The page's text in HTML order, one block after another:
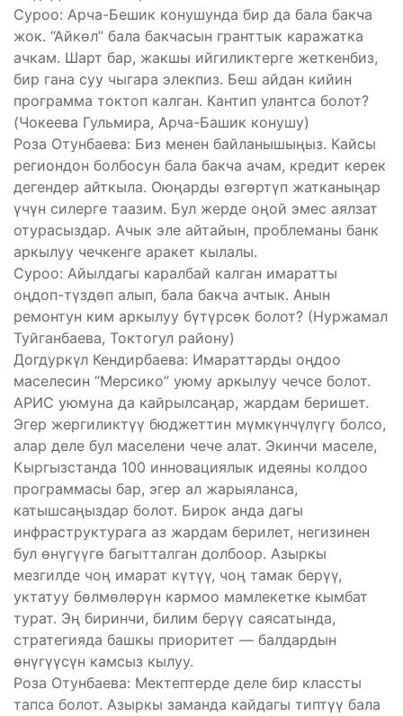
Суроо: Арча-Бешик конушунда бир да бала бакча
жок. “Айкөл” бала бакчасын гранттык каражатка
ачкам. Шарт бар, жакшы ийгиликтерге жеткенбиз,
бир гана суу чыгара элекпиз. Беш айдан кийин
программа токтоп калган. Кантип улантса болот?
(Чокеева Гульмира, Арча-Башик конушу)
Роза Отунбаева: Биз менен байланышыңыз. Кайсы
региондон болбосун бала бакча ачам, кредит керек
дегендер айткыла. Оюңарды өзгөртүп жатканыңар
үчүн силерге таазим. Бул жерде оңой эмес аялзат
отурасыздар. Ачык эле айтайын, проблеманы банк
аркылуу чечкенге аракет кылалы.
Суроо: Айылдагы каралбай калган имаратты
оңдоп-түздөп алып, бала бакча ачтык. Анын
ремонтун ким аркылуу бүтүрсөк болот? (Нуржамал
Туйганбаева, Токтогул району)
Догдуркүл Кендирбаева: Имараттарды оңдоо
маселесин “Мерсико” уюму аркылуу чечсе болот.
АРИС уюмуна да кайрылсаңар, жардам беришет.
Эгер жергиликтүү бюджеттин мүмкүнчүлүгү болсо,
алар деле бул маселени чече алат. Экинчи маселе,
Кыргызстанда 100 инновациялык идеяны колдоо
программасы бар, эгер ал жарыяланса,
катышсаңыздар болот. Бирок анда дагы
инфраструктурага аз жардам берилет, негизинен
бул өнүгүүгө багытталган долбоор. Азыркы
мезгилде чоң имарат күтүү, чоң тамак берүү,
уктатуу бөлмөлөрүн кармоо мамлекетке кымбат
турат. Эң биринчи, билим берүү саясатында,
стратегияда башкы приоритет — балдардын
өнүгүүсүн камсыз кылуу.
Роза Отунбаева: Мектептерде деле бир классты
тапса болот. Азыркы заманда кайдагы типтүү бала